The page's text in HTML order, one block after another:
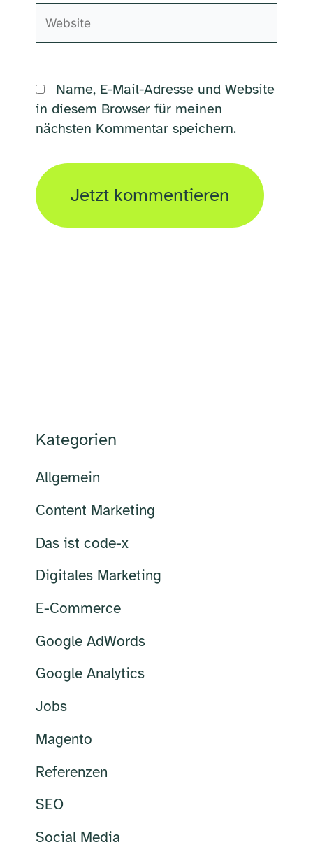
Name, E-Mail-Adresse und Website
in diesem Browser für meinen
nächsten Kommentar speichern.
Kategorien
Allgemein
Content Marketing
Das ist code-x
Digitales Marketing
E-Commerce
Google AdWords
Google Analytics
Jobs
Magento
Referenzen
SEO
Social Media